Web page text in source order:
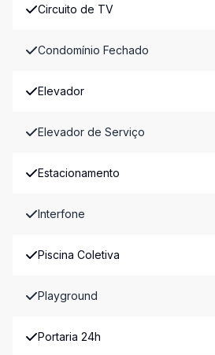
Circuito de TV
Condomínio Fechado
Elevador
Elevador de Serviço
Estacionamento
Interfone
Piscina Coletiva
Playground
Portaria 24h